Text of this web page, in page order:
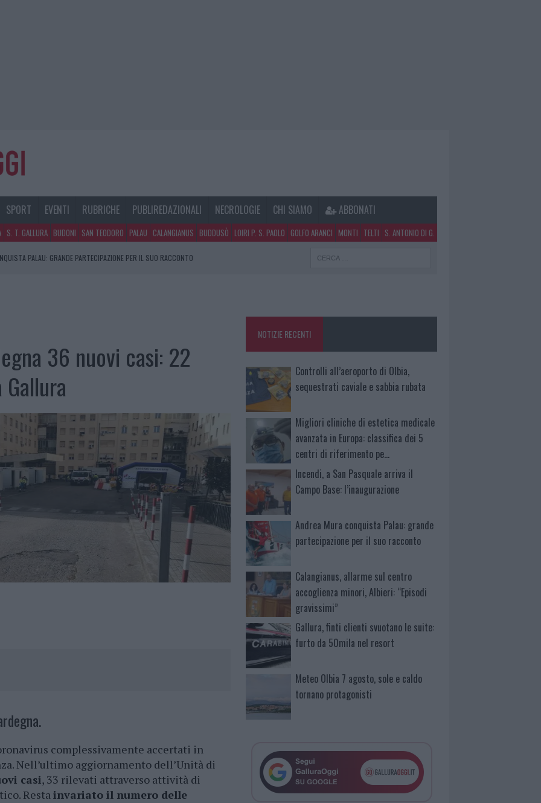
SPORT EVENTI RUBRICHE PUBLIREDAZIONALI NECROLOGIE CHI SIAMO ABBONATI
S. T. GALLURA BUDONI SAN TEODORO PALAU CALANGIANUS BUDDUSÒ LOIRI P. S. PAOLO GOLFO ARANCI MONTI TELTI S. ANTONIO DI G.
PALAU: GRANDE PARTECIPAZIONE PER IL SUO RACCONTO
IL CAMPO BASE: L’INAUGURAZIONE
36 nuovi casi: 22
complessivamente accertati in
Nell’ultimo aggiornamento dell’Unità di
casi, 33 rilevati attraverso attività di
Restainvariato il numero delle
NOTIZIE RECENTI
Controlli all’aeroporto di Olbia,
sequestrati caviale e sabbia rubata
Migliori cliniche di estetica medicale
avanzata in Europa: classifica dei 5
centri di riferimento pe…
Incendi, a San Pasquale arriva il
Campo Base: l’inaugurazione
Andrea Mura conquista Palau: grande
partecipazione per il suo racconto
Calangianus, allarme sul centro
accoglienza minori, Albieri: “Episodi
gravissimi”
Gallura, finti clienti svuotano le suite:
furto da 50mila nel resort
Meteo Olbia 7 agosto, sole e caldo
tornano protagonisti